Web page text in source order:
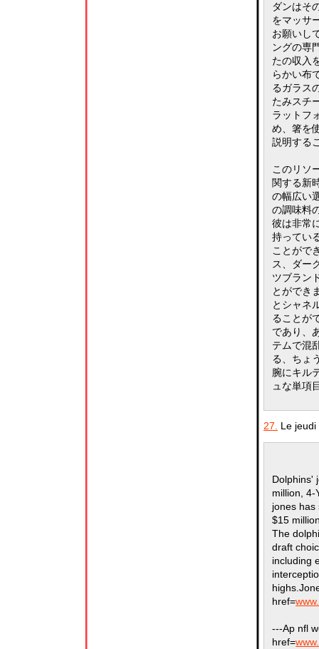
ダンはそ
をマッサ
お願いし
ングの専
たの収入
らかい布
るガラス
たみスチ
ラットフ
め、箸を
説明する
このリソ
関する新
の幅広い
の調味料
彼は非常
持ってい
ことがで
ス、ダー
ツブラン
とができ
とシャネ
ることが
であり、
テムで混
る、ちょ
腕にキル
ュな単項
27. Le
Dolphins'
million, 4-
jones has
$15
The
draft
including
href=
---Ap nfl
href=